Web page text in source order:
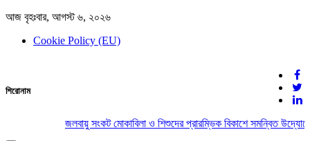
আজ বৃহঃবার, আগস্ট ৬, ২০২৬
Cookie Policy (EU)
দেশের খবর
যুক্ত থাকুন দেশের সঙ্গে
শিরোনাম
জলবায়ু সংকট মোকাবিলা ও শিশুদের প্রারম্ভিক বিকাশে সমন্বিত